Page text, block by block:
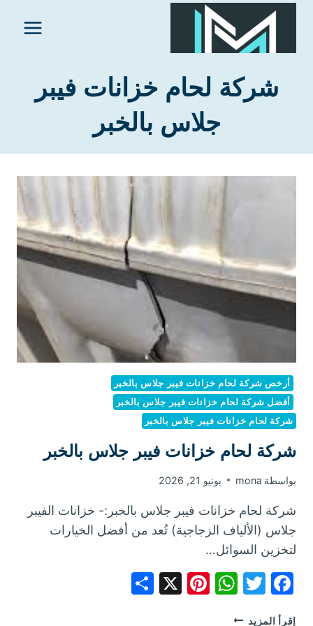
شركة لحام خزانات فيبر
جلاس بالخبر
أرخص شركة لحام خزانات فيبر جلاس بالخبر
أفضل شركة لحام خزانات فيبر جلاس بالخبر
شركة لحام خزانات فيبر جلاس بالخبر
شركة لحام خزانات فيبر جلاس بالخبر
بواسطة mona يونيو 21, 2026
شركة لحام خزانات فيبر جلاس بالخبر:- خزانات الفيبر
جلاس (الألياف الزجاجية) تُعد من أفضل الخيارات
لتخزين السوائل…
Facebook
Twitter
WhatsApp
Pinterest
X
إقرأ المزيد شركة